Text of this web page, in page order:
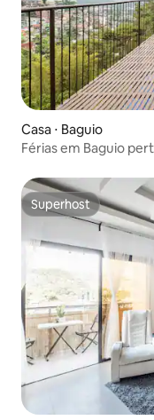
Casa ⋅ Baguio
Férias em Baguio
Superhost
Superhost